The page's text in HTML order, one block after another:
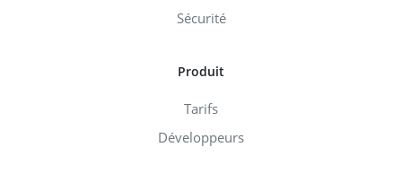
Sécurité
Produit
Tarifs
Développeurs